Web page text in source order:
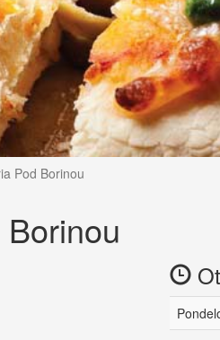
Pod Borinou